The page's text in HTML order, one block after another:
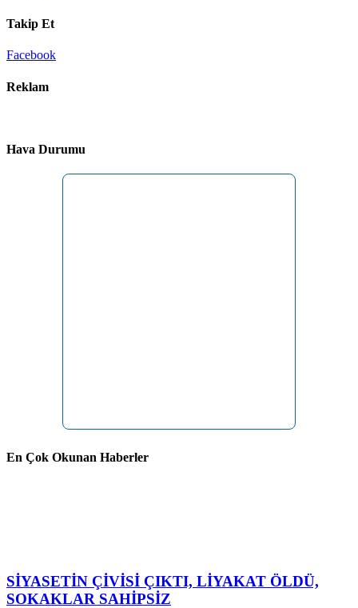
Takip Et
Facebook
Reklam
Hava Durumu
En Çok Okunan Haberler
SİYASETİN ÇİVİSİ ÇIKTI, LİYAKAT ÖLDÜ,
SOKAKLAR SAHİPSİZ